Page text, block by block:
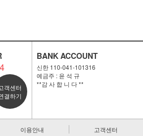
객센터
결하기
BANK ACCOUNT
신한 110-041-101316
예금주 : 윤 석 규
**감 사 합 니 다 **
이용안내 고객센터